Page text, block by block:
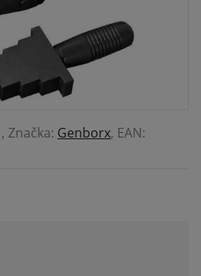
, Značka: Genborx, EAN: